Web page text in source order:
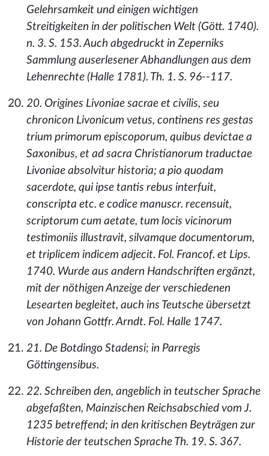
Gelehrsamkeit und einigen wichtigen
Streitigkeiten in der politischen Welt (Gött. 1740).
n. 3. S. 153. Auch abgedruckt in Zeperniks
Sammlung auserlesener Abhandlungen aus dem
Lehenrechte (Halle 1781). Th. 1. S. 96--117.
20. Origines Livoniae sacrae et civilis, seu
chronicon Livonicum vetus, continens res gestas
trium primorum episcoporum, quibus devictae a
Saxonibus, et ad sacra Christianorum traductae
Livoniae absolvitur historia; a pio quodam
sacerdote, qui ipse tantis rebus interfuit,
conscripta etc. e codice manuscr. recensuit,
scriptorum cum aetate, tum locis vicinorum
testimoniis illustravit, silvamque documentorum,
et triplicem indicem adjecit. Fol. Francof. et Lips.
1740. Wurde aus andern Handschriften ergänzt,
mit der nöthigen Anzeige der verschiedenen
Lesearten begleitet, auch ins Teutsche übersetzt
von Johann Gottfr. Arndt. Fol. Halle 1747.
21. De Botdingo Stadensi; in Parregis
Göttingensibus.
22. Schreiben den, angeblich in teutscher Sprache
abgefaßten, Mainzischen Reichsabschied vom J.
1235 betreffend; in den kritischen Beyträgen zur
Historie der teutschen Sprache Th. 19. S. 367.